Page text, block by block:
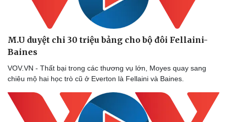
M.U duyệt chi 30 triệu bảng cho bộ đôi Fellaini-
Baines
VOV.VN - Thất bại trong các thương vụ lớn, Moyes quay sang
chiêu mộ hai học trò cũ ở Everton là Fellaini và Baines.